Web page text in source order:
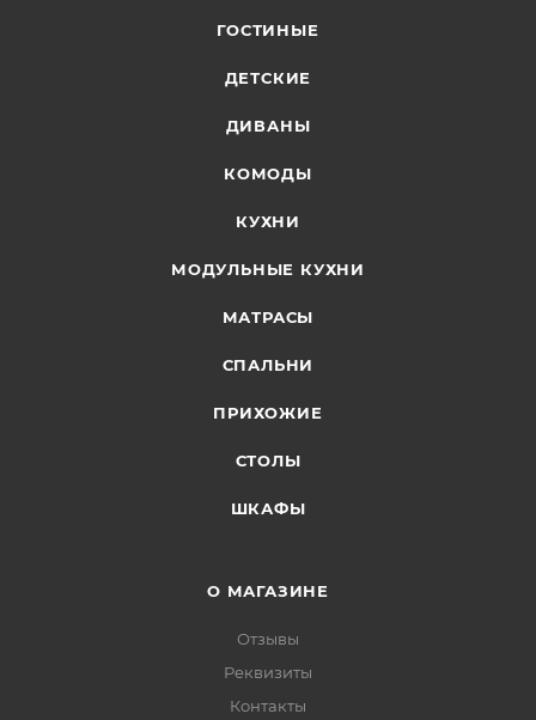
ГОСТИНЫЕ
ДЕТСКИЕ
ДИВАНЫ
КОМОДЫ
КУХНИ
МОДУЛЬНЫЕ КУХНИ
МАТРАСЫ
СПАЛЬНИ
ПРИХОЖИЕ
СТОЛЫ
ШКАФЫ
О МАГАЗИНЕ
Отзывы
Реквизиты
Контакты